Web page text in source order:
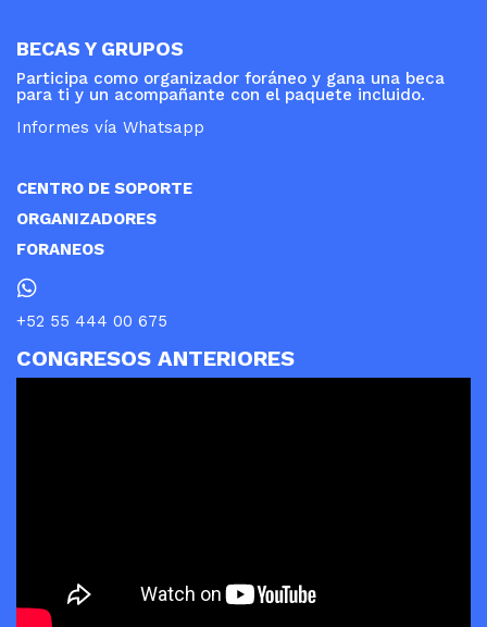
BECAS Y GRUPOS
Participa como organizador foráneo y gana una beca
para ti y un acompañante con el paquete incluido.
Informes vía Whatsapp
CENTRO DE SOPORTE
ORGANIZADORES
FORANEOS
+52 55 444 00 675
CONGRESOS ANTERIORES